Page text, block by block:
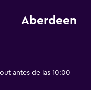
Aberdeen
antes de las 10:00